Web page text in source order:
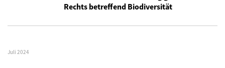
Rechts betreffend Biodiversität
Juli 2024